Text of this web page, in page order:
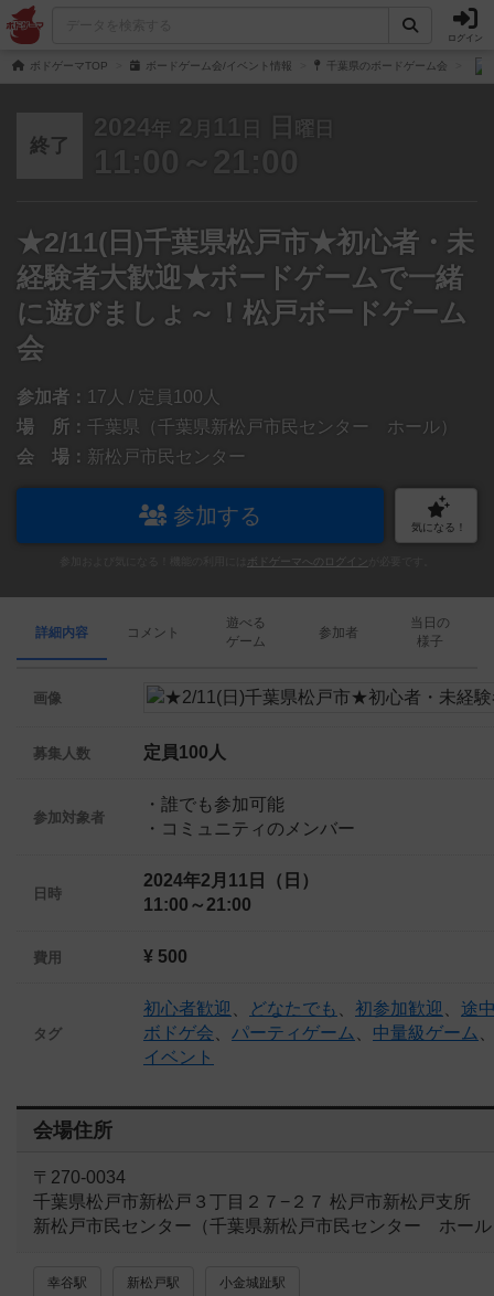
ログイン
ボドゲーマTOP ボードゲーム会/イベント情報 千葉県のボードゲーム会
終了
2024年 2 月 11 日 日 曜日
11:00～21:00
★2/11(日)千葉県松戸市★初心者・未
経験者大歓迎★ボードゲームで一緒
に遊びましょ～！松戸ボードゲーム
会
参加者： 17人 / 定員100人
場 所： 千葉県（千葉県新松戸市民センター ホール）
会 場： 新松戸市民センター
参加する 気になる！
ボドゲーマへのログイン
詳細内容 コメント
遊べる
ゲーム
参加者
当日の
様子
画像
募集人数 定員100人
参加対象者
・誰でも参加可能
・コミュニティのメンバー
日時
2024年2月11日（日）
11:00～21:00
費用 ¥ 500
タグ
初心者歓迎 どなたでも 初参加歓迎
途
ボドゲ会
パーティゲーム 中量級ゲーム
イベント
会場住所
〒270-0034
千葉県松戸市新松戸３丁目２７−２７ 松戸市新松戸支所
新松戸市民センター（千葉県新松戸市民センター ホー
幸谷駅 新松戸駅 小金城趾駅